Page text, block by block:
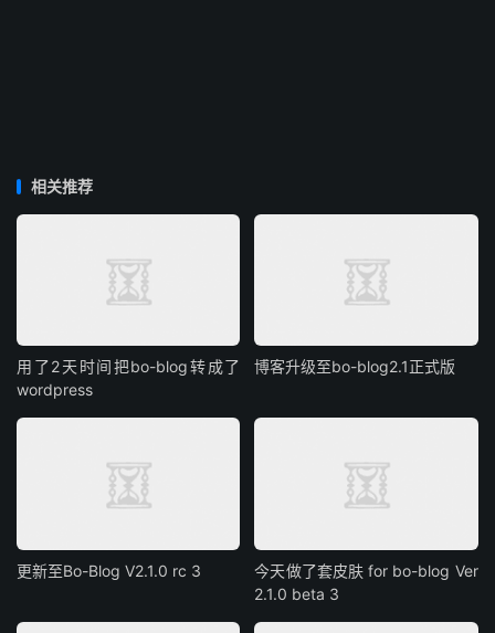
相关推荐
用了2天时间把bo-blog转成了
wordpress
博客升级至bo-blog2.1正式版
更新至Bo-Blog V2.1.0 rc 3
今天做了套皮肤 for bo-blog Ver
2.1.0 beta 3